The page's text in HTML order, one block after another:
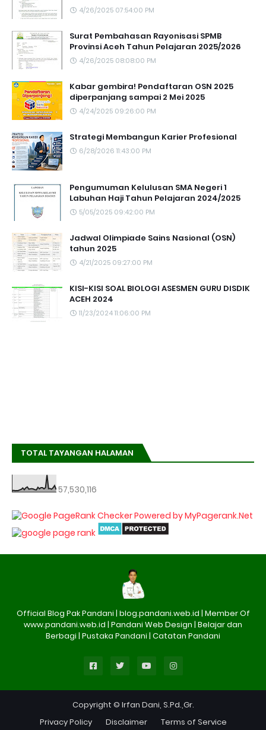
4/26/2025 07:54:00 PM
Surat Pembahasan Rayonisasi SPMB
Provinsi Aceh Tahun Pelajaran 2025/2026
4/26/2025 08:08:00 PM
Kabar gembira! Pendaftaran OSN 2025
diperpanjang sampai 2 Mei 2025
4/24/2025 09:26:00 PM
Strategi Membangun Karier Profesional
6/28/2026 11:43:00 PM
Pengumuman Kelulusan SMA Negeri 1
Labuhan Haji Tahun Pelajaran 2024/2025
5/05/2025 09:42:00 PM
Jadwal Olimpiade Sains Nasional (OSN)
tahun 2025
4/21/2025 09:27:00 PM
KISI-KISI SOAL BIOLOGI ASESMEN GURU DISDIK
ACEH 2024
11/23/2024 11:06:00 PM
TOTAL TAYANGAN HALAMAN
57,530,116
Official Blog Pak Pandani | blog.pandani.web.id | Member Of
www.pandani.web.id | Pandani Web Design | Belajar dan
Berbagi | Pustaka Pandani | Catatan Pandani
Copyright © Irfan Dani, S.Pd.,Gr.
Privacy Policy
Disclaimer Terms of Service